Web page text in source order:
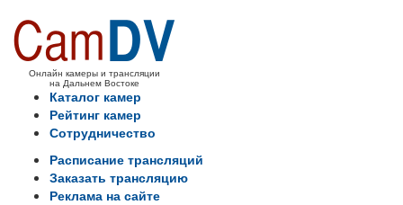
Онлайн камеры и трансляции
на Дальнем Востоке
Каталог камер
Рейтинг камер
Сотрудничество
Расписание трансляций
Заказать трансляцию
Реклама на сайте